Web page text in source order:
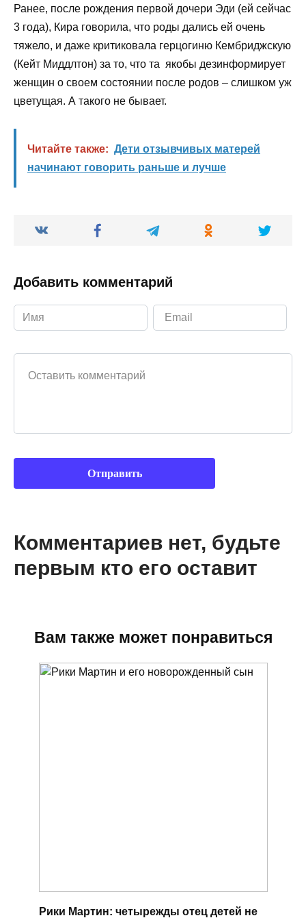
Ранее, после рождения первой дочери Эди (ей сейчас
3 года), Кира говорила, что роды дались ей очень
тяжело, и даже критиковала герцогиню Кембриджскую
(Кейт Миддлтон) за то, что та якобы дезинформирует
женщин о своем состоянии после родов – слишком уж
цветущая. А такого не бывает.
Читайте также: Дети отзывчивых матерей
начинают говорить раньше и лучше
Добавить комментарий
Комментариев нет, будьте
первым кто его оставит
Вам также может понравиться
Рики Мартин: четырежды отец детей не